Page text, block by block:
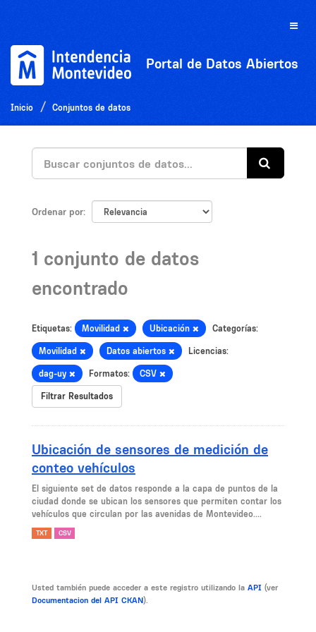
Toggle
Portal de Datos Abiertos
Inicio Conjuntos de datos
Ordenar por
1 conjunto de datos
encontrado
Etiquetas: Movilidad Ubicación Categorías:
Movilidad Datos abiertos Licencias:
dag-uy Formatos: CSV
Filtrar Resultados
Ubicación de sensores de medición de
conteo vehículos
El siguiente set de datos responde a la capa de puntos de la
ciudad donde se ubican los sensores que permiten contar los
vehículos que circulan por las avenidas de Montevideo....
TXT CSV
Usted también puede acceder a este registro utilizando la API (ver
Documentacion del API CKAN).